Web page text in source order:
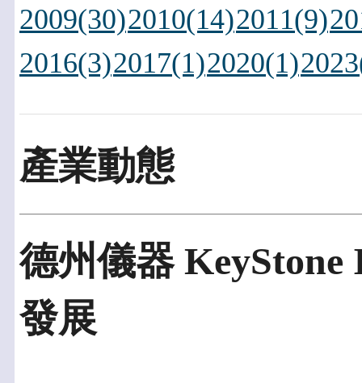
2009(30)2010(14)2011(9)
2016(3)2017(1)2020(1)
產業動態
德州儀器
發展